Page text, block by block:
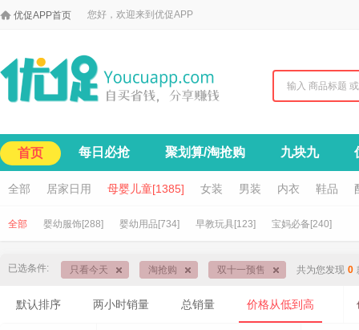
 优促APP首页 您好，欢迎来到优促APP
首页 每日必抢 聚划算/淘抢购 九块九
全部 居家日用 母婴儿童[1385] 女装 男装 内衣 鞋品
全部 婴幼服饰[288] 婴幼用品[734] 早教玩具[123] 宝妈必备[240]
已选条件: 只看今天 淘抢购 双十一预售 共为您发现 0
默认排序 两小时销量 总销量 价格从低到高